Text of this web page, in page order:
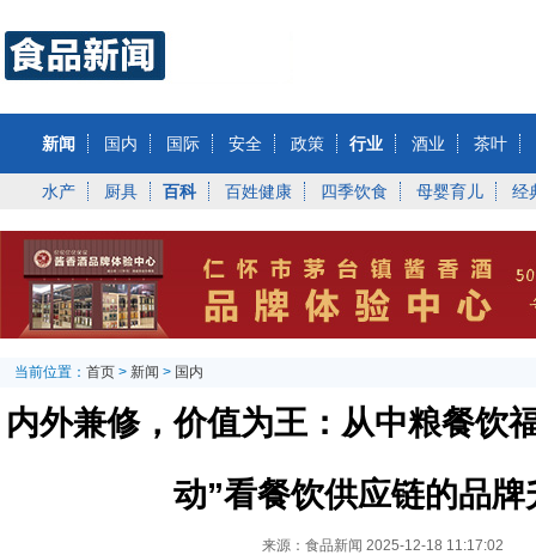
新闻 国内 国际 安全 政策 行业 酒业 茶叶
水产 厨具 百科 百姓健康 四季饮食 母婴育儿 经
当前位置： 首页 > 新闻 > 国内
内外兼修，价值为王：从中粮餐饮
动”看餐饮供应链的品牌
来源：食品新闻 2025-12-18 11:17:02